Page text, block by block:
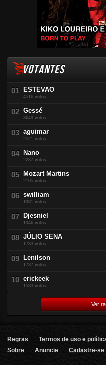
VOTANTES
ESTEVAO
4516 votos
Gessé
3649 votos
aguimar
2521 votos
Nano
2237 votos
Mozart Martins
2105 votos
swilliam
1981 votos
Djesniel
1946 votos
JÚLIO SENA
1783 votos
Lenilson
1737 votos
erickeek
1583 votos
Ver
Regras
Termos de uso e
Sobre
Anuncie Cadastre-se